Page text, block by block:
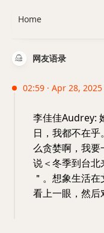
网友语录
02:59 · Apr 28, 2025
李佳佳Audrey:
日，我都不在
么贪婪啊，我
说＜冬季到台
＂。想象生活
看上一眼，然
Home